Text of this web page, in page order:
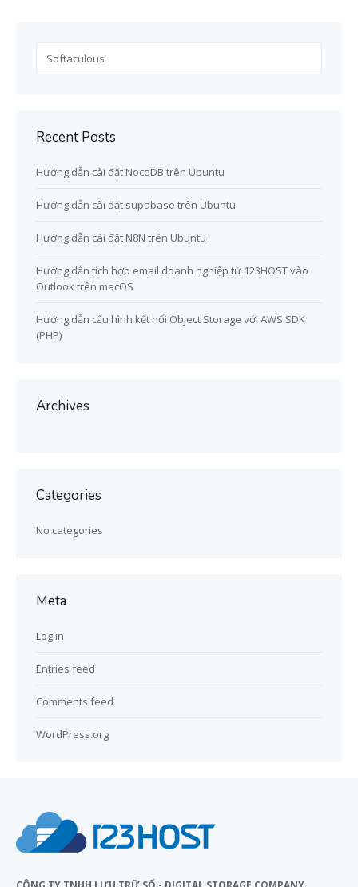
for:
Recent Posts
Hướng dẫn cài đặt NocoDB trên Ubuntu
Hướng dẫn cài đặt supabase trên Ubuntu
Hướng dẫn cài đặt N8N trên Ubuntu
Hướng dẫn tích hợp email doanh nghiệp từ 123HOST vào
Outlook trên macOS
Hướng dẫn cấu hình kết nối Object Storage với AWS SDK
(PHP)
Archives
Categories
No categories
Meta
Log in
Entries feed
Comments feed
WordPress.org